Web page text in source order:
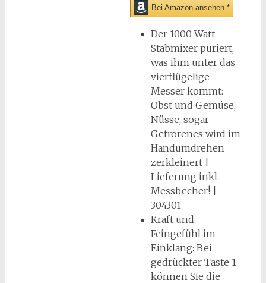
Bei Amazon ansehen *
Der 1000 Watt
Stabmixer püriert,
was ihm unter das
vierflügelige
Messer kommt:
Obst und Gemüse,
Nüsse, sogar
Gefrorenes wird im
Handumdrehen
zerkleinert |
Lieferung inkl.
Messbecher! |
304301
Kraft und
Feingefühl im
Einklang: Bei
gedrückter Taste 1
können Sie die